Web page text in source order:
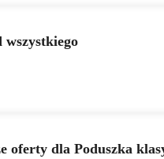
wszystkiego
oferty dla Poduszka